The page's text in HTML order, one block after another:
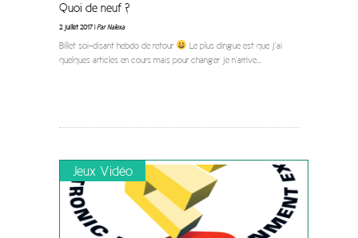
Quoi de neuf ?
2 juillet 2017 |Par Nalexa
Billet soi-disant hebdo de retour
Le plus dingue est que j’ai
quelques articles en cours mais pour changer je n’arrive...
Jeux Vidéo